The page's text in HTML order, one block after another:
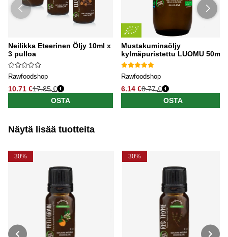
Neilikka Eteerinen Öljy 10ml x
3 pulloa
Rawfoodshop
10.71 €17.85 €
OSTA
Mustakuminaöljy
kylmäpuristettu LUOMU 50ml
Rawfoodshop
6.14 €8.77 €
OSTA
Näytä lisää tuotteita
30% 30%